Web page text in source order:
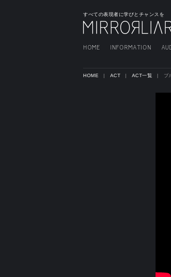
すべての表現者に学びとチャンスを
HOME INFORMATION
HOME ACT ACT一覧 ブ